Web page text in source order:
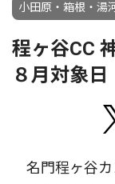
小田原・箱根・湯
程ヶ谷CC
８月対象
名門程ヶ谷カ